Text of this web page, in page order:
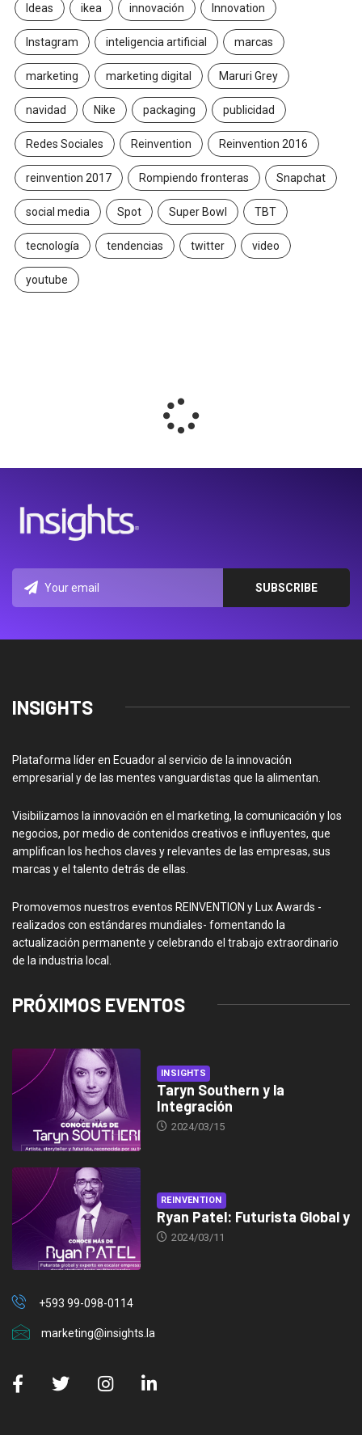
Ideas ikea innovación Innovation
Instagram inteligencia artificial marcas
marketing marketing digital Maruri Grey
navidad Nike packaging publicidad
Redes Sociales Reinvention Reinvention 2016
reinvention 2017 Rompiendo fronteras Snapchat
social media Spot Super Bowl TBT
tecnología tendencias twitter video
youtube
INSIGHTS
Plataforma líder en Ecuador al servicio de la innovación
empresarial y de las mentes vanguardistas que la alimentan.
Visibilizamos la innovación en el marketing, la comunicación y los
negocios, por medio de contenidos creativos e influyentes, que
amplifican los hechos claves y relevantes de las empresas, sus
marcas y el talento detrás de ellas.
Promovemos nuestros eventos REINVENTION y Lux Awards -
realizados con estándares mundiales- fomentando la
actualización permanente y celebrando el trabajo extraordinario
de la industria local.
PRÓXIMOS EVENTOS
INSIGHTS
Taryn Southern y la
Integración
2024/03/15
REINVENTION
Ryan Patel: Futurista Global y
2024/03/11
+593 99-098-0114
marketing@insights.la